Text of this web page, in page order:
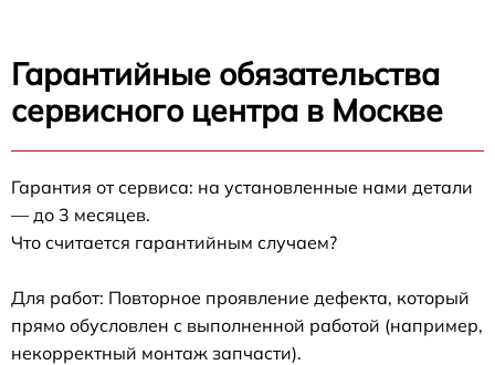
Гарантийные обязательства
сервисного центра в Москве
Гарантия от сервиса: на установленные нами детали
— до 3 месяцев.
Что считается гарантийным случаем?
Для работ: Повторное проявление дефекта, который
прямо обусловлен с выполненной работой (например,
некорректный монтаж запчасти).